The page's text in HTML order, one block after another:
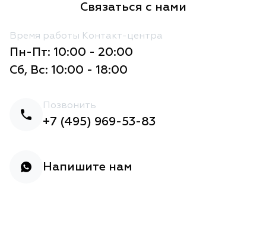
Связаться с нами
Время работы Контакт-центра
Пн-Пт: 10:00 - 20:00
Сб, Вс: 10:00 - 18:00
Позвонить
+7 (495) 969-53-83
Напишите нам